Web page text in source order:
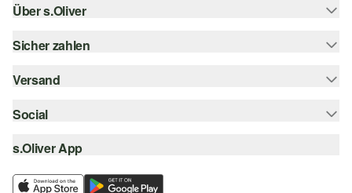
Hilfe & FAQ
Größenberatung
Über s.Oliver
Newsletter
s.Oliver Card
Wunschliste
Nachhaltigkeit
Sicher zahlen
Rechnung
Kreditkarte
Klarna
Versand
Sendungsverfolgung
SwissPost
Social
instagram
facebook
s.Oliver App